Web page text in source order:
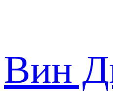
Вин